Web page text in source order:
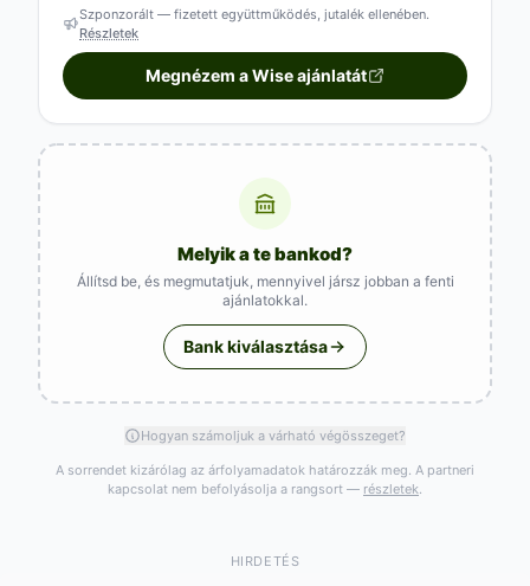
Szponzorált — fizetett együttműködés, jutalék ellenében.
Részletek
Megnézem a Wise ajánlatát
Melyik a te bankod?
Állítsd be, és megmutatjuk, mennyivel jársz jobban a fenti
ajánlatokkal.
Bank kiválasztása
Hogyan számoljuk a várható végösszeget?
A sorrendet kizárólag az árfolyamadatok határozzák meg. A partneri
kapcsolat nem befolyásolja a rangsort — részletek
HIRDETÉS